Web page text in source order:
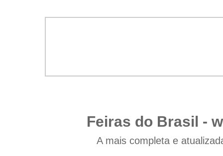
Feiras do Brasil -
A mais completa e